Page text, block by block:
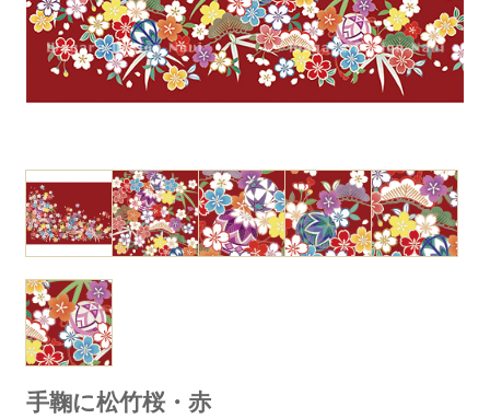
手鞠に松竹桜・赤